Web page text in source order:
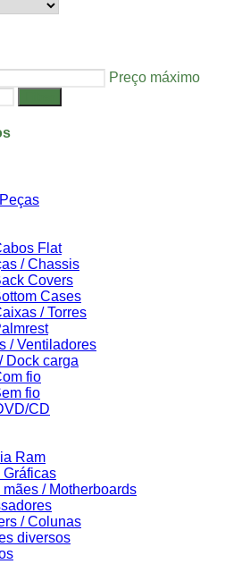
Preço máximo
Flat
/ Chassis
Covers
Cases
/ Torres
/ Ventiladores
Dock carga
fio
fio
CD
Ram
Gráficas
mães / Motherboards
/ Colunas
diversos